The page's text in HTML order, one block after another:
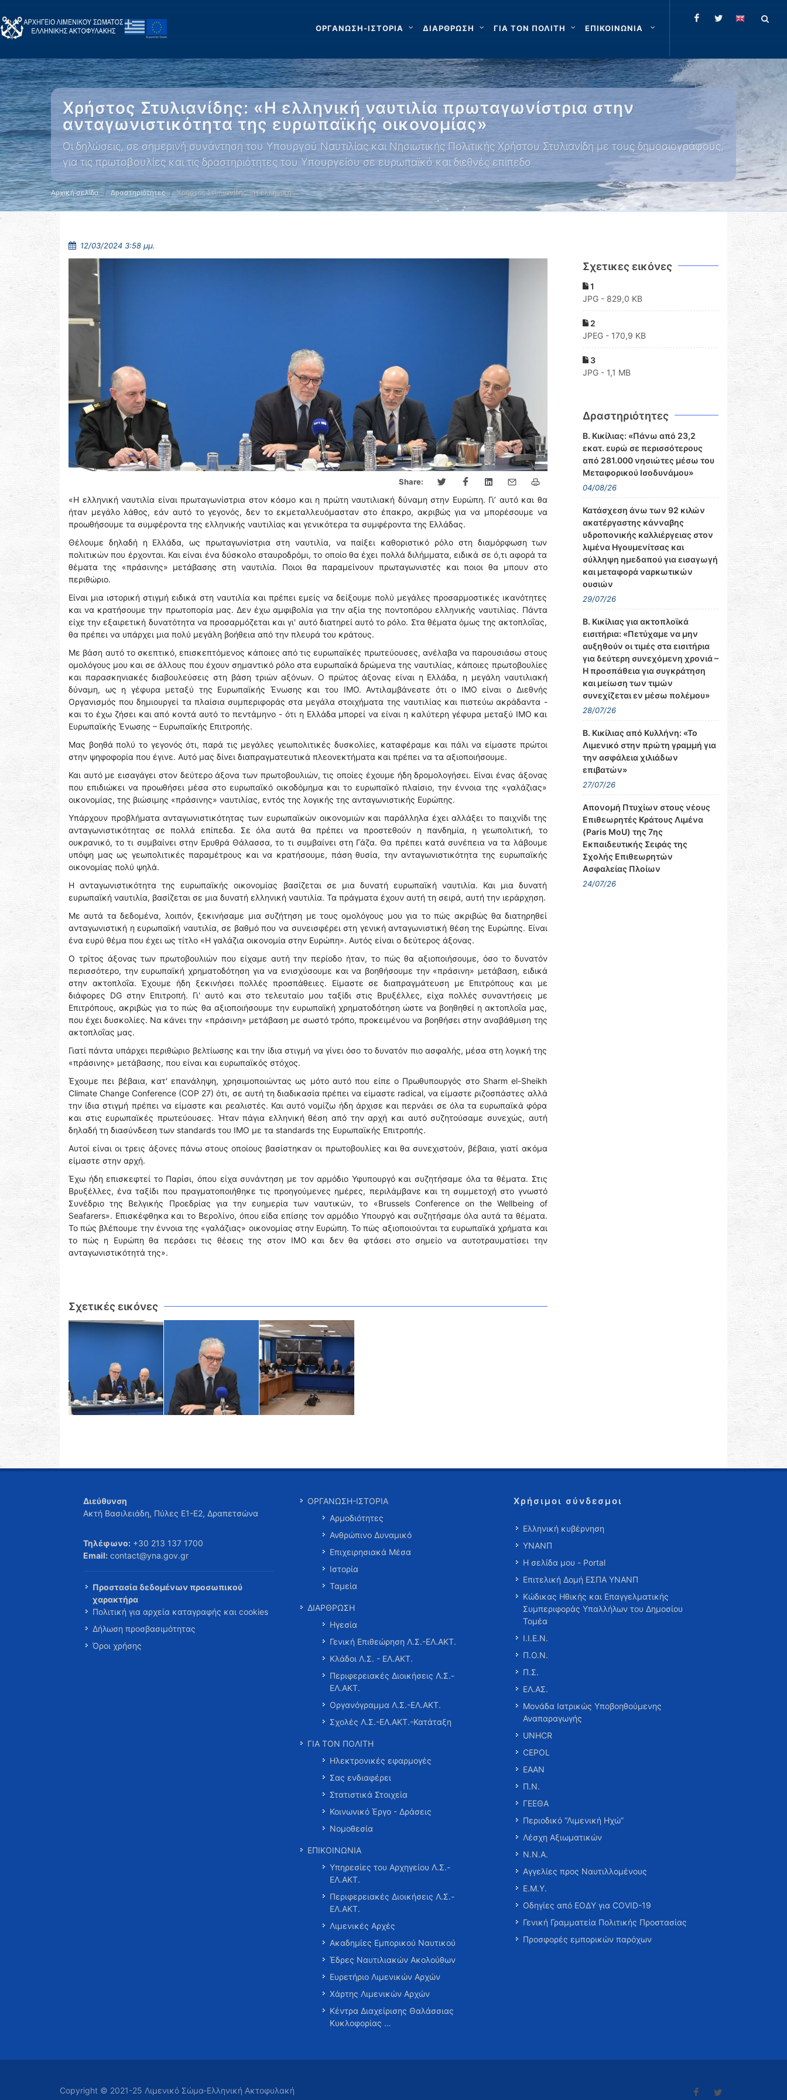
ΟΡΓΑΝΩΣΗ-ΙΣΤΟΡΙΑ ΔΙΑΡΘΡΩΣΗ ΓΙΑ ΤΟΝ ΠΟΛΙΤΗ ΕΠΙΚΟΙΝΩΝΙΑ
Χρήστος Στυλιανίδης: «Η ελληνική ναυτιλία πρωταγωνίστρια στην
ανταγωνιστικότητα της ευρωπαϊκής οικονομίας»
Οι δηλώσεις, σε σημερινή συνάντηση του Υπουργού Ναυτιλίας και Νησιωτικής Πολιτικής Χρήστου Στυλιανίδη με τους δημοσιογράφους,
για τις πρωτοβουλίες και τις δραστηριότητες του Υπουργείου σε ευρωπαϊκό και διεθνές επίπεδο
Αρχική σελίδα Δραστηριότητες Χρήστος Στυλιανίδης: «Η ελληνική …
12/03/2024 3:58 μμ.
Share:
«Η ελληνική ναυτιλία είναι πρωταγωνίστρια στον κόσμο και η πρώτη ναυτιλιακή δύναμη στην Ευρώπη. Γι’ αυτό και θα
ήταν μεγάλο λάθος, εάν αυτό το γεγονός, δεν το εκμεταλλευόμασταν στο έπακρο, ακριβώς για να μπορέσουμε να
προωθήσουμε τα συμφέροντα της ελληνικής ναυτιλίας και γενικότερα τα συμφέροντα της Ελλάδας.
Θέλουμε δηλαδή η Ελλάδα, ως πρωταγωνίστρια στη ναυτιλία, να παίξει καθοριστικό ρόλο στη διαμόρφωση των
πολιτικών που έρχονται. Και είναι ένα δύσκολο σταυροδρόμι, το οποίο θα έχει πολλά διλήμματα, ειδικά σε ό,τι αφορά τα
θέματα της «πράσινης» μετάβασης στη ναυτιλία. Ποιοι θα παραμείνουν πρωταγωνιστές και ποιοι θα μπουν στο
περιθώριο.
Είναι μια ιστορική στιγμή ειδικά στη ναυτιλία και πρέπει εμείς να δείξουμε πολύ μεγάλες προσαρμοστικές ικανότητες
και να κρατήσουμε την πρωτοπορία μας. Δεν έχω αμφιβολία για την αξία της ποντοπόρου ελληνικής ναυτιλίας. Πάντα
είχε την εξαιρετική δυνατότητα να προσαρμόζεται και γι' αυτό διατηρεί αυτό το ρόλο. Στα θέματα όμως της ακτοπλοΐας,
θα πρέπει να υπάρχει μια πολύ μεγάλη βοήθεια από την πλευρά του κράτους.
Με βάση αυτό το σκεπτικό, επισκεπτόμενος κάποιες από τις ευρωπαϊκές πρωτεύουσες, ανέλαβα να παρουσιάσω στους
ομολόγους μου και σε άλλους που έχουν σημαντικό ρόλο στα ευρωπαϊκά δρώμενα της ναυτιλίας, κάποιες πρωτοβουλίες
και παρασκηνιακές διαβουλεύσεις στη βάση τριών αξόνων. Ο πρώτος άξονας είναι η Ελλάδα, η μεγάλη ναυτιλιακή
δύναμη, ως η γέφυρα μεταξύ της Ευρωπαϊκής Ένωσης και του IMO. Αντιλαμβάνεστε ότι ο IMO είναι ο Διεθνής
Οργανισμός που δημιουργεί τα πλαίσια συμπεριφοράς στα μεγάλα στοιχήματα της ναυτιλίας και πιστεύω ακράδαντα -
και το έχω ζήσει και από κοντά αυτό το πεντάμηνο - ότι η Ελλάδα μπορεί να είναι η καλύτερη γέφυρα μεταξύ IMO και
Ευρωπαϊκής Ένωσης – Ευρωπαϊκής Επιτροπής.
Μας βοηθά πολύ το γεγονός ότι, παρά τις μεγάλες γεωπολιτικές δυσκολίες, καταφέραμε και πάλι να είμαστε πρώτοι
στην ψηφοφορία που έγινε. Αυτό μας δίνει διαπραγματευτικά πλεονεκτήματα και πρέπει να τα αξιοποιήσουμε.
Και αυτό με εισαγάγει στον δεύτερο άξονα των πρωτοβουλιών, τις οποίες έχουμε ήδη δρομολογήσει. Είναι ένας άξονας
που επιδιώκει να προωθήσει μέσα στο ευρωπαϊκό οικοδόμημα και το ευρωπαϊκό πλαίσιο, την έννοια της «γαλάζιας»
οικονομίας, της βιώσιμης «πράσινης» ναυτιλίας, εντός της λογικής της ανταγωνιστικής Ευρώπης.
Υπάρχουν προβλήματα ανταγωνιστικότητας των ευρωπαϊκών οικονομιών και παράλληλα έχει αλλάξει το παιχνίδι της
ανταγωνιστικότητας σε πολλά επίπεδα. Σε όλα αυτά θα πρέπει να προστεθούν η πανδημία, η γεωπολιτική, το
ουκρανικό, το τι συμβαίνει στην Ερυθρά Θάλασσα, το τι συμβαίνει στη Γάζα. Θα πρέπει κατά συνέπεια να τα λάβουμε
υπόψη μας ως γεωπολιτικές παραμέτρους και να κρατήσουμε, πάση θυσία, την ανταγωνιστικότητα της ευρωπαϊκής
οικονομίας πολύ ψηλά.
Η ανταγωνιστικότητα της ευρωπαϊκής οικονομίας βασίζεται σε μια δυνατή ευρωπαϊκή ναυτιλία. Και μια δυνατή
ευρωπαϊκή ναυτιλία, βασίζεται σε μια δυνατή ελληνική ναυτιλία. Τα πράγματα έχουν αυτή τη σειρά, αυτή την ιεράρχηση.
Με αυτά τα δεδομένα, λοιπόν, ξεκινήσαμε μια συζήτηση με τους ομολόγους μου για το πώς ακριβώς θα διατηρηθεί
ανταγωνιστική η ευρωπαϊκή ναυτιλία, σε βαθμό που να συνεισφέρει στη γενική ανταγωνιστική θέση της Ευρώπης. Είναι
ένα ευρύ θέμα που έχει ως τίτλο «Η γαλάζια οικονομία στην Ευρώπη». Αυτός είναι ο δεύτερος άξονας.
Ο τρίτος άξονας των πρωτοβουλιών που είχαμε αυτή την περίοδο ήταν, το πώς θα αξιοποιήσουμε, όσο το δυνατόν
περισσότερο, την ευρωπαϊκή χρηματοδότηση για να ενισχύσουμε και να βοηθήσουμε την «πράσινη» μετάβαση, ειδικά
στην ακτοπλοΐα. Έχουμε ήδη ξεκινήσει πολλές προσπάθειες. Είμαστε σε διαπραγμάτευση με Επιτρόπους και με
διάφορες DG στην Επιτροπή. Γι' αυτό και στο τελευταίο μου ταξίδι στις Βρυξέλλες, είχα πολλές συναντήσεις με
Επιτρόπους, ακριβώς για το πώς θα αξιοποιήσουμε την ευρωπαϊκή χρηματοδότηση ώστε να βοηθηθεί η ακτοπλοΐα μας,
που έχει δυσκολίες. Να κάνει την «πράσινη» μετάβαση με σωστό τρόπο, προκειμένου να βοηθήσει στην αναβάθμιση της
ακτοπλοΐας μας.
Γιατί πάντα υπάρχει περιθώριο βελτίωσης και την ίδια στιγμή να γίνει όσο το δυνατόν πιο ασφαλής, μέσα στη λογική της
«πράσινης» μετάβασης, που είναι και ευρωπαϊκός στόχος.
Έχουμε πει βέβαια, κατ' επανάληψη, χρησιμοποιώντας ως μότο αυτό που είπε ο Πρωθυπουργός στο Sharm el-Sheikh
Climate Change Conference (COP 27) ότι, σε αυτή τη διαδικασία πρέπει να είμαστε radical, να είμαστε ριζοσπάστες αλλά
την ίδια στιγμή πρέπει να είμαστε και ρεαλιστές. Και αυτό νομίζω ήδη άρχισε και περνάει σε όλα τα ευρωπαϊκά φόρα
και στις ευρωπαϊκές πρωτεύουσες. Ήταν πάγια ελληνική θέση από την αρχή και αυτό συζητούσαμε συνεχώς, αυτή
δηλαδή τη διασύνδεση των standards του IMO με τα standards της Ευρωπαϊκής Επιτροπής.
Αυτοί είναι οι τρεις άξονες πάνω στoυς οποίους βασίστηκαν οι πρωτοβουλίες και θα συνεχιστούν, βέβαια, γιατί ακόμα
είμαστε στην αρχή.
Έχω ήδη επισκεφτεί το Παρίσι, όπου είχα συνάντηση με τον αρμόδιο Υφυπουργό και συζητήσαμε όλα τα θέματα. Στις
Βρυξέλλες, ένα ταξίδι που πραγματοποιήθηκε τις προηγούμενες ημέρες, περιλάμβανε και τη συμμετοχή στο γνωστό
Συνέδριο της Βελγικής Προεδρίας για την ευημερία των ναυτικών, το «Brussels Conference on the Wellbeing of
Seafarers». Επισκέφθηκα και το Βερολίνο, όπου είδα επίσης τον αρμόδιο Υπουργό και συζητήσαμε όλα αυτά τα θέματα.
Το πώς βλέπουμε την έννοια της «γαλάζιας» οικονομίας στην Ευρώπη. Το πώς αξιοποιούνται τα ευρωπαϊκά χρήματα και
το πώς η Ευρώπη θα περάσει τις θέσεις της στον ΙΜΟ και δεν θα φτάσει στο σημείο να αυτοτραυματίσει την
ανταγωνιστικότητά της».
Σχετικές εικόνες
Σχετικες εικόνες
1
JPG - 829,0 KB
2
JPEG - 170,9 KB
3
JPG - 1,1 MB
Δραστηριότητες
Β. Κικίλιας: «Πάνω από 23,2
εκατ. ευρώ σε περισσότερους
από 281.000 νησιώτες μέσω του
Μεταφορικού Ισοδυνάμου»
04/08/26
Κατάσχεση άνω των 92 κιλών
ακατέργαστης κάνναβης
υδροπονικής καλλιέργειας στον
λιμένα Ηγουμενίτσας και
σύλληψη ημεδαπού για εισαγωγή
και μεταφορά ναρκωτικών
ουσιών
29/07/26
Β. Κικίλιας για ακτοπλοϊκά
εισιτήρια: «Πετύχαμε να μην
αυξηθούν οι τιμές στα εισιτήρια
για δεύτερη συνεχόμενη χρονιά –
Η προσπάθεια για συγκράτηση
και μείωση των τιμών
συνεχίζεται εν μέσω πολέμου»
28/07/26
Β. Κικίλιας από Κυλλήνη: «Το
Λιμενικό στην πρώτη γραμμή για
την ασφάλεια χιλιάδων
επιβατών»
27/07/26
Απονομή Πτυχίων στους νέους
Επιθεωρητές Κράτους Λιμένα
(Paris MoU) της 7ης
Εκπαιδευτικής Σειράς της
Σχολής Επιθεωρητών
Ασφαλείας Πλοίων
24/07/26
Διεύθυνση
Ακτή Βασιλειάδη, Πύλες Ε1-Ε2, Δραπετσώνα
Τηλέφωνο: +30 213 137 1700
Email: contact@yna.gov.gr
Προστασία δεδομένων προσωπικού
χαρακτήρα
Πολιτική για αρχεία καταγραφής και cookies
Δήλωση προσβασιμότητας
Όροι χρήσης
ΟΡΓΑΝΩΣΗ-ΙΣΤΟΡΙΑ
Αρμοδιότητες
Ανθρώπινο Δυναμικό
Επιχειρησιακά Μέσα
Ιστορία
Ταμεία
ΔΙΑΡΘΡΩΣΗ
Ηγεσία
Γενική Επιθεώρηση Λ.Σ.-ΕΛ.ΑΚΤ.
Κλάδοι Λ.Σ. - ΕΛ.ΑΚΤ.
Περιφερειακές Διοικήσεις Λ.Σ.-
ΕΛ.ΑΚΤ.
Οργανόγραμμα Λ.Σ.-ΕΛ.ΑΚΤ.
Σχολές Λ.Σ.-ΕΛ.ΑΚΤ.-Κατάταξη
ΓΙΑ ΤΟΝ ΠΟΛΙΤΗ
Ηλεκτρονικές εφαρμογές
Σας ενδιαφέρει
Στατιστικά Στοιχεία
Κοινωνικό Έργο - Δράσεις
Νομοθεσία
ΕΠΙΚΟΙΝΩΝΙΑ
Υπηρεσίες του Αρχηγείου Λ.Σ.-
ΕΛ.ΑΚΤ.
Περιφερειακές Διοικήσεις Λ.Σ.-
ΕΛ.ΑΚΤ.
Λιμενικές Αρχές
Ακαδημίες Εμπορικού Ναυτικού
Έδρες Ναυτιλιακών Ακολούθων
Ευρετήριο Λιμενικών Αρχών
Χάρτης Λιμενικών Αρχών
Κέντρα Διαχείρισης Θαλάσσιας
Κυκλοφορίας …
Χρήσιμοι σύνδεσμοι
Ελληνική κυβέρνηση
ΥΝΑΝΠ
Η σελίδα μου - Portal
Επιτελική Δομή ΕΣΠΑ ΥΝΑΝΠ
Κώδικας Ηθικής και Επαγγελματικής
Συμπεριφοράς Υπαλλήλων του Δημοσίου
Τομέα
Ι.Ι.Ε.Ν.
Π.Ο.Ν.
Π.Σ.
ΕΛ.ΑΣ.
Μονάδα Ιατρικώς Υποβοηθούμενης
Αναπαραγωγής
UNHCR
CEPOL
ΕΑΑΝ
Π.Ν.
ΓΕΕΘΑ
Περιοδικό “Λιμενική Ηχώ”
Λέσχη Αξιωματικών
Ν.Ν.Α.
Αγγελίες προς Ναυτιλλομένους
Ε.Μ.Υ.
Οδηγίες από ΕΟΔΥ για COVID-19
Γενική Γραμματεία Πολιτικής Προστασίας
Προσφορές εμπορικών παρόχων
Copyright © 2021-25 Λιμενικό Σώμα-Ελληνική Ακτοφυλακή